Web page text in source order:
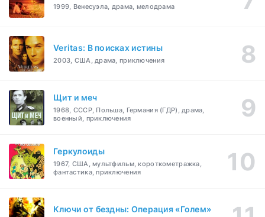
1999, Венесуэла, драма, мелодрама
Veritas: В поисках истины
2003, США, драма, приключения
Щит и меч
1968, СССР, Польша, Германия (ГДР), драма,
военный, приключения
Геркулоиды
1967, США, мультфильм, короткометражка,
фантастика, приключения
Ключи от бездны: Операция «Голем»